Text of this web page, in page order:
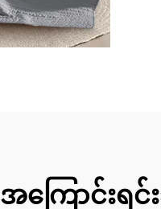
အကြောင်းရ